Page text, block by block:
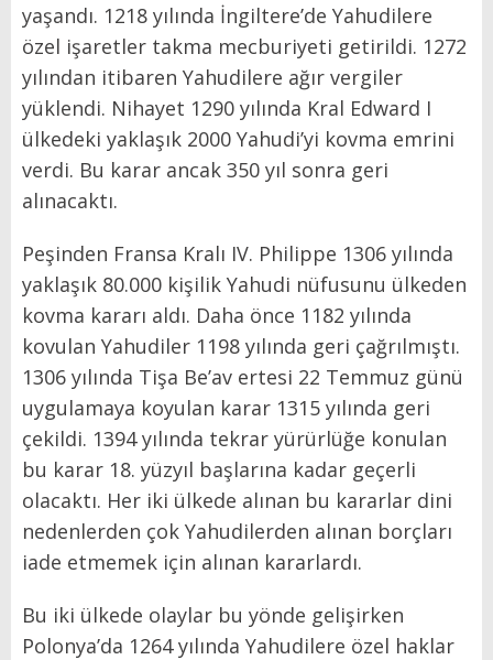
yaşandı. 1218 yılında İngiltere’de Yahudilere
özel işaretler takma mecburiyeti getirildi. 1272
yılından itibaren Yahudilere ağır vergiler
yüklendi. Nihayet 1290 yılında Kral Edward I
ülkedeki yaklaşık 2000 Yahudi’yi kovma emrini
verdi. Bu karar ancak 350 yıl sonra geri
alınacaktı.
Peşinden Fransa Kralı IV. Philippe 1306 yılında
yaklaşık 80.000 kişilik Yahudi nüfusunu ülkeden
kovma kararı aldı. Daha önce 1182 yılında
kovulan Yahudiler 1198 yılında geri çağrılmıştı.
1306 yılında Tişa Be’av ertesi 22 Temmuz günü
uygulamaya koyulan karar 1315 yılında geri
çekildi. 1394 yılında tekrar yürürlüğe konulan
bu karar 18. yüzyıl başlarına kadar geçerli
olacaktı. Her iki ülkede alınan bu kararlar dini
nedenlerden çok Yahudilerden alınan borçları
iade etmemek için alınan kararlardı.
Bu iki ülkede olaylar bu yönde gelişirken
Polonya’da 1264 yılında Yahudilere özel haklar